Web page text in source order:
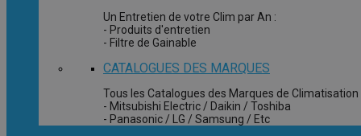
Un Entretien de votre Clim par An :
- Produits d'entretien
- Filtre de Gainable
CATALOGUES DES MARQUES
Tous les Catalogues des Marques de Climatisation
- Mitsubishi Electric / Daikin / Toshiba
- Panasonic / LG / Samsung / Etc